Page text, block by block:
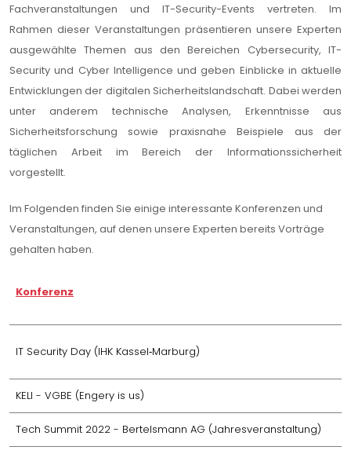
Fachveranstaltungen und IT-Security-Events vertreten. Im
Rahmen dieser Veranstaltungen präsentieren unsere Experten
ausgewählte Themen aus den Bereichen Cybersecurity, IT-
Security und Cyber Intelligence und geben Einblicke in aktuelle
Entwicklungen der digitalen Sicherheitslandschaft. Dabei werden
unter anderem technische Analysen, Erkenntnisse aus
Sicherheitsforschung sowie praxisnahe Beispiele aus der
täglichen Arbeit im Bereich der Informationssicherheit
vorgestellt.
Im Folgenden finden Sie einige interessante Konferenzen und
Veranstaltungen, auf denen unsere Experten bereits Vorträge
gehalten haben.
Konferenz
IT Security Day (IHK Kassel‑Marburg)
KELI - VGBE (Engery is us)
Tech Summit 2022 - Bertelsmann AG (Jahresveranstaltung)